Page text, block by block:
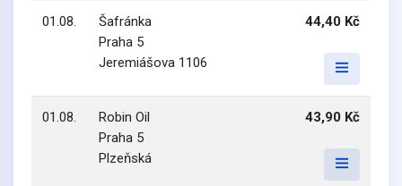
01.08.
Šafránka
Praha 5
Jeremiášova 1106
44,40 Kč
01.08.
Robin Oil
Praha 5
Plzeňská
43,90 Kč